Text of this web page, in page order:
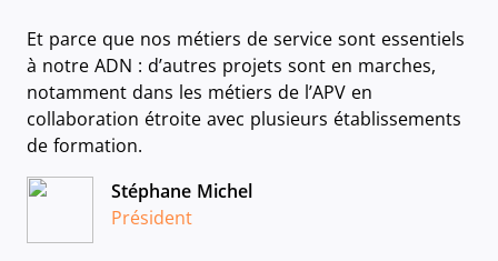
Et parce que nos métiers de service sont essentiels
à notre ADN : d’autres projets sont en marches,
notamment dans les métiers de l’APV en
collaboration étroite avec plusieurs établissements
de formation.
Stéphane Michel
Président